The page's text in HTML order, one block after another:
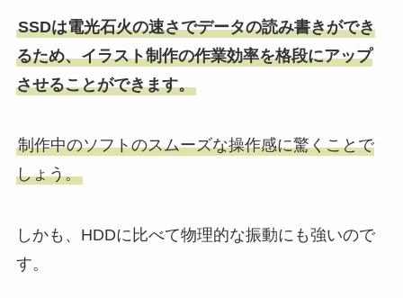
SSDは電光石火の速さでデータの読み書きができ
るため、イラスト制作の作業効率を格段にアップ
させることができます。
制作中のソフトのスムーズな操作感に驚くことで
しょう。
しかも、HDDに比べて物理的な振動にも強いので
す。